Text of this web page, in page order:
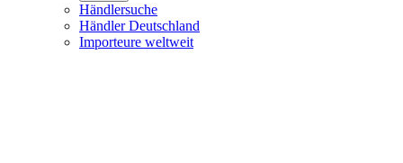
Händlersuche
Händler Deutschland
Importeure weltweit